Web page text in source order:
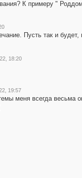
К примеру "
Пусть так и
18:20
19:57
меня всегда весьма